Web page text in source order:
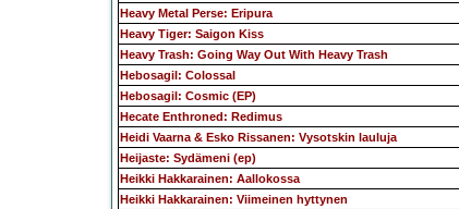
Heavy Metal Perse: Eripura
Heavy Tiger: Saigon Kiss
Heavy Trash: Going Way Out With Heavy Trash
Hebosagil: Colossal
Hebosagil: Cosmic (EP)
Hecate Enthroned: Redimus
Heidi Vaarna & Esko Rissanen: Vysotskin lauluja
Heijaste: Sydämeni (ep)
Heikki Hakkarainen: Aallokossa
Heikki Hakkarainen: Viimeinen hyttynen